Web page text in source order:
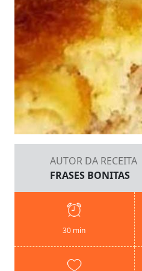
AUTOR DA RECEITA
FRASES BONITAS
30 min